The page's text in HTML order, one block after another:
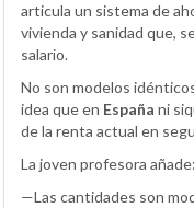
articula un sistema de
vivienda y sanidad que,
salario.
No son modelos
idea que en España ni
de la renta actual en
La joven profesora añade:
—Las cantidades son